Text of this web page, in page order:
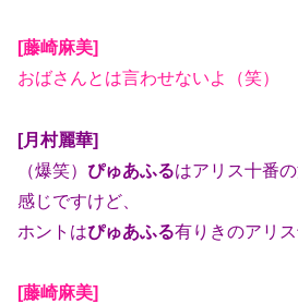
[藤崎麻美]
おばさんとは言わせないよ（笑）
[月村麗華]
（爆笑） ぴゅあふるはアリス十番
感じですけど、
ホントはぴゅあふる有りきのアリ
[藤崎麻美]